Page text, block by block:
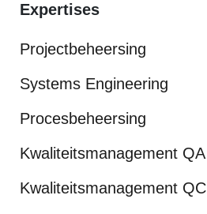
Expertises
Projectbeheersing
Systems Engineering
Procesbeheersing
Kwaliteitsmanagement QA
Kwaliteitsmanagement QC